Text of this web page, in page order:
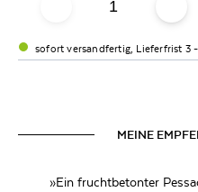
sofort versandfertig, Lieferfrist 3 -
MEINE
»Ein fruchtbetonter